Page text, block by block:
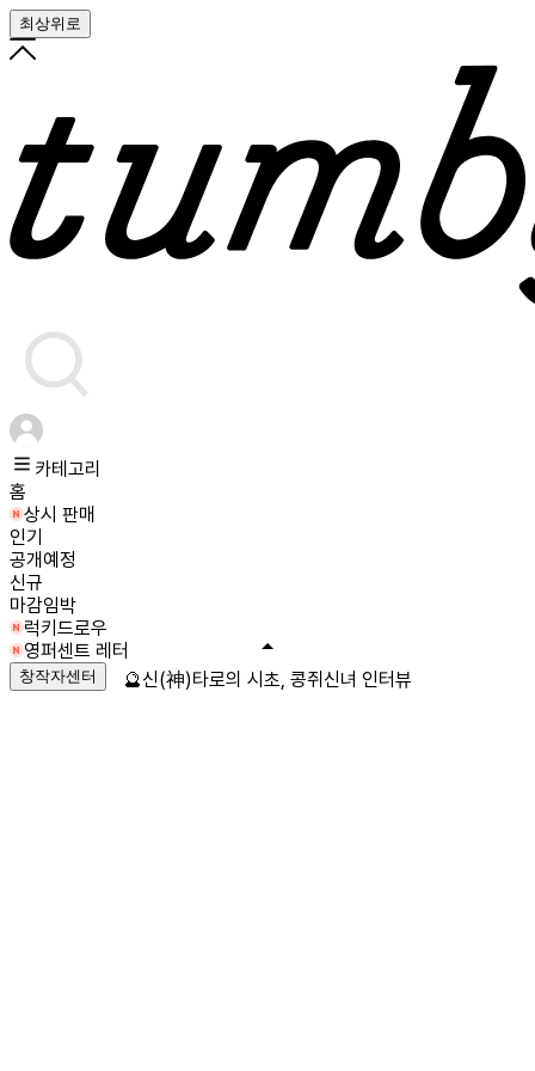
최상위로
카테고리
홈
상시 판매
인기
공개예정
신규
마감임박
럭키드로우
영퍼센트 레터
창작자센터 🔮신(神)타로의 시초, 콩쥐신녀 인터뷰